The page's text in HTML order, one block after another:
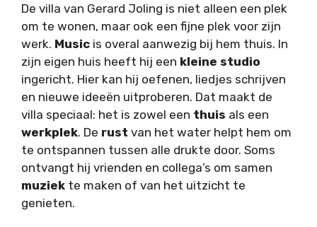
De villa van Gerard Joling is niet alleen een plek
om te wonen, maar ook een fijne plek voor zijn
werk. Music is overal aanwezig bij hem thuis. In
zijn eigen huis heeft hij een kleine studio
ingericht. Hier kan hij oefenen, liedjes schrijven
en nieuwe ideeën uitproberen. Dat maakt de
villa speciaal: het is zowel een thuis als een
werkplek. De rust van het water helpt hem om
te ontspannen tussen alle drukte door. Soms
ontvangt hij vrienden en collega’s om samen
muziek te maken of van het uitzicht te
genieten.